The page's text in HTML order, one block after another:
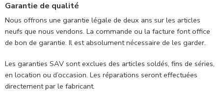
Garantie de qualité
Nous offrons une garantie légale de deux ans sur les articles
neufs que nous vendons. La commande ou la facture font office
de bon de garantie. Il est absolument nécessaire de les garder.
Les garanties SAV sont exclues des articles soldés, fins de séries,
en location ou d’occasion. Les réparations seront effectuées
directement par le fabricant.